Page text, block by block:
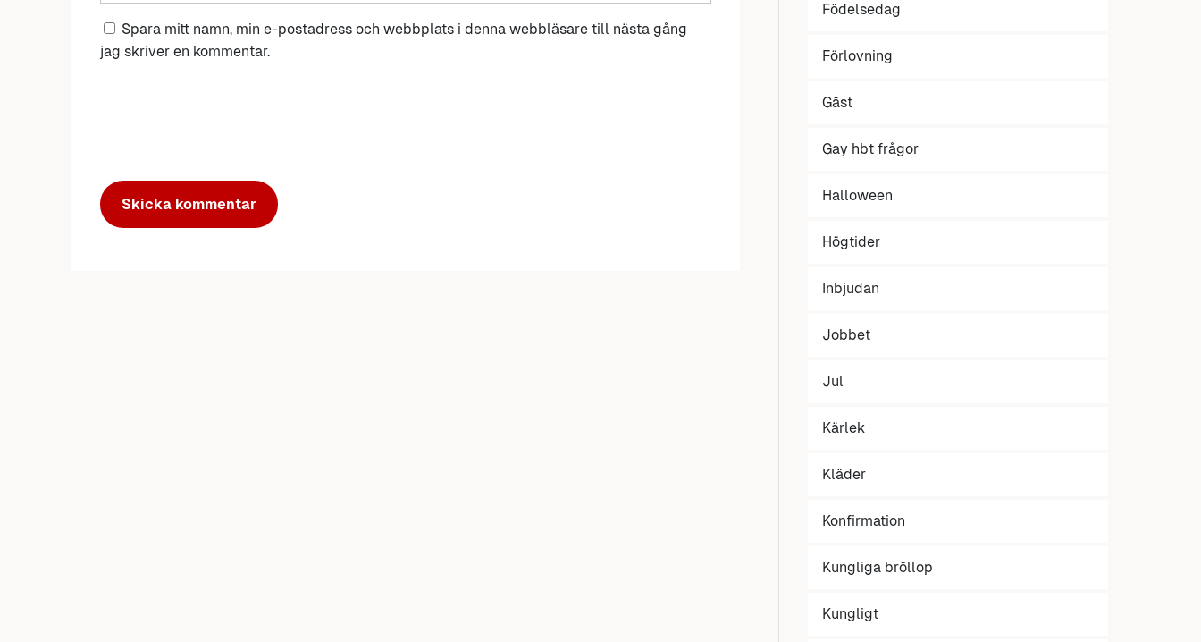
Spara mitt namn, min e-postadress och webbplats i denna webbläsare till nästa gång
jag skriver en kommentar.
Födelsedag
Förlovning
Gäst
Gay hbt frågor
Halloween
Högtider
Inbjudan
Jobbet
Jul
Kärlek
Kläder
Konfirmation
Kungliga bröllop
Kungligt